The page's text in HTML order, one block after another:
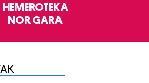
HEMEROTEKA
NOR GARA